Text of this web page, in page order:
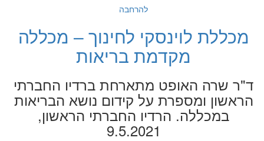
להרחבה
מכללת לוינסקי לחינוך – מכללה
מקדמת בריאות
ד"ר שרה האופט מתארחת ברדיו החברתי
הראשון ומספרת על קידום נושא הבריאות
במכללה. הרדיו החברתי הראשון,
9.5.2021